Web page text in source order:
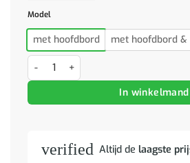
Model
met hoofdbord met hoofdbord
Bedframe met hoofd- en voeteneinde
In winkelmand
verified Altijd de laagste